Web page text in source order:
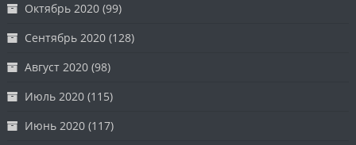
Октябрь 2020 (99)
Сентябрь 2020 (128)
Август 2020 (98)
Июль 2020 (115)
Июнь 2020 (117)